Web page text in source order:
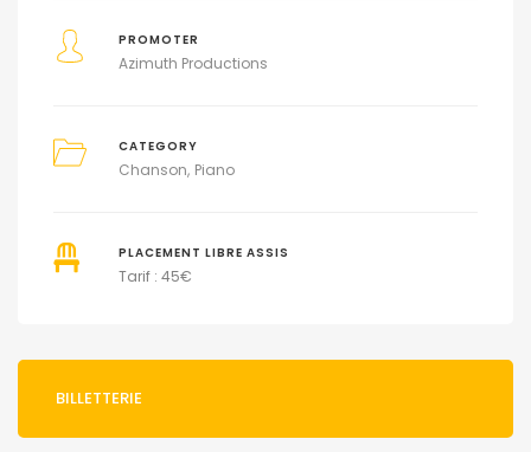
PROMOTER
Azimuth Productions
CATEGORY
Chanson Piano
PLACEMENT LIBRE ASSIS
Tarif : 45€
BILLETTERIE